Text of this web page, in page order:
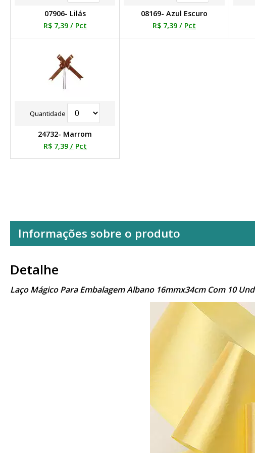
07906- Lilás
R$ 7,39 / Pct
08169- Azul Escuro
R$ 7,39 / Pct
Quantidade
24732- Marrom
R$ 7,39 / Pct
Informações sobre o produto
Detalhe
Laço Mágico Para Embalagem Albano 16mmx34cm Com 10 Und